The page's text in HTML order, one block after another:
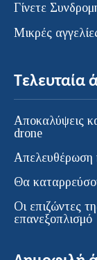
Γίνετε
Μικρές
Τελευταία
Αποκαλύψεις
drone
Απελευθέρωση
Θα
Οι επιζώντες
επανεξοπλισμό